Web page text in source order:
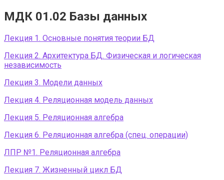
МДК 01.02 Базы данных
Лекция 1. Основные понятия теории БД
Лекция 2. Архитектура БД. Физическая и логическая
независимость
Лекция 3. Модели данных
Лекция 4. Реляционная модель данных
Лекция 5. Реляционная алгебра
Лекция 6. Реляционная алгебра (спец. операции)
ЛПР №1. Реляционная алгебра
Лекция 7. Жизненный цикл БД